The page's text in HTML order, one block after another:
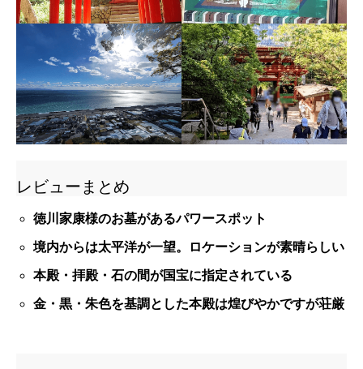
レビューまとめ
徳川家康様のお墓があるパワースポット
境内からは太平洋が一望。ロケーションが素晴らしい
本殿・拝殿・石の間が国宝に指定されている
金・黒・朱色を基調とした本殿は煌びやかですが荘厳